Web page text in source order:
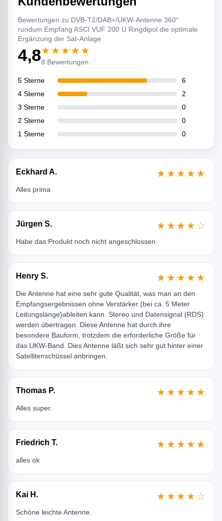
Bewertungen zu DVB-T2/DAB+/UKW-Antenne 360°
rundum Empfang ASCI VUF 200 U Ringdipol die optimale
Ergänzung der Sat-Anlage
4,8★★★★★
8 Bewertungen
5 Sterne
6
4 Sterne
2
3 Sterne
0
2 Sterne
0
1 Sterne
0
Eckhard A. ★★★★★
Alles prima
Jürgen S. ★★★★☆
Habe das Produkt noch nicht angeschlossen
Henry S. ★★★★★
Die Antenne hat eine sehr gute Qualität, was man an den
Empfangsergebnissen ohne Verstärker (bei ca. 5 Meter
Leitungslänge)ableiten kann. Stereo und Datensignal (RDS)
werden übertragen. Diese Antenne hat durch ihre
besondere Bauform, trotzdem die erforderliche Größe für
das UKW-Band. Dies Antenne läßt sich sehr gut hinter einer
Satellitenschüssel anbringen.
Thomas P. ★★★★★
Alles super.
Friedrich T. ★★★★★
alles ok
Kai H. ★★★★☆
Schöne leichte Antenne.